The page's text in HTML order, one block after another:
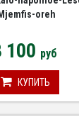
Mjemfis-oreh
100 руб
КУПИТЬ